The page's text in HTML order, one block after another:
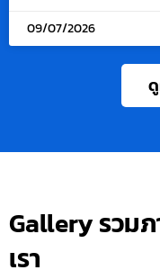
09/07/2026
Gallery รวม
เรา